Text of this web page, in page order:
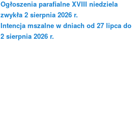
Ogłoszenia parafialne XVIII niedziela
zwykła 2 sierpnia 2026 r.
Intencja mszalne w dniach od 27 lipca do
2 sierpnia 2026 r.